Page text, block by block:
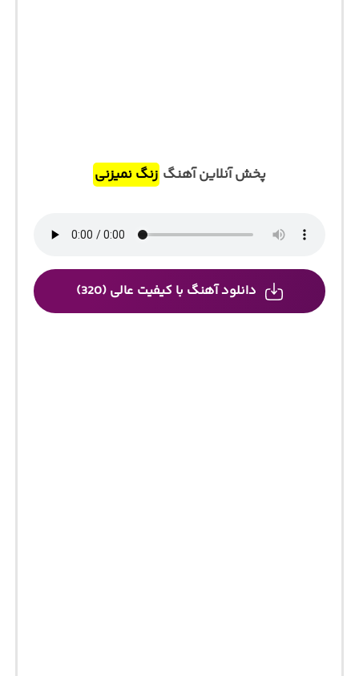
پخش آنلاین آهنگ زنگ نمیزنی
دانلود آهنگ با کیفیت عالی (320)